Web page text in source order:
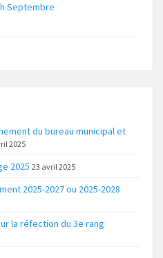
Septembre
du bureau municipal et
2025
2025 23 avril 2025
2025-2027 ou 2025-2028
la réfection du 3e rang